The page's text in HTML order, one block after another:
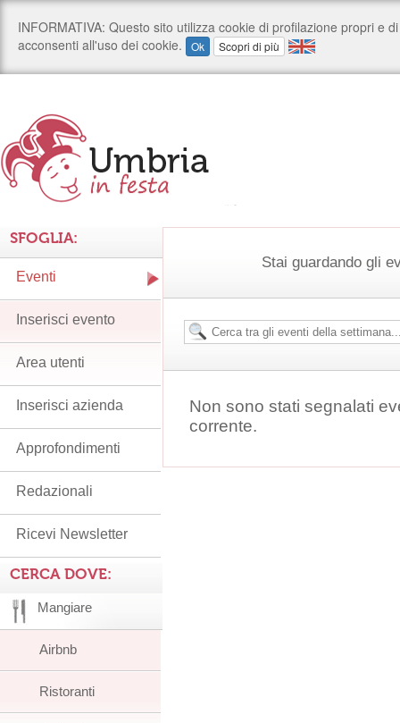
Stai guardando gli
Non sono stati segnalati
corrente.
SFOGLIA:
Eventi
Inserisci evento
Area utenti
Inserisci azienda
Approfondimenti
Redazionali
Ricevi Newsletter
CERCA DOVE:
Mangiare
Airbnb
Ristoranti